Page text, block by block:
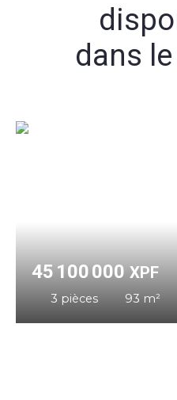
dans
45 100 000XPF
3 pièces 93 m²